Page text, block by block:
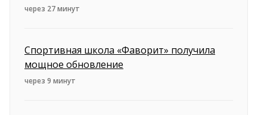
через 27 минут
Спортивная школа «Фаворит» получила
мощное обновление
через 9 минут